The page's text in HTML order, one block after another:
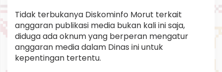
Tidak terbukanya Diskominfo Morut terkait
anggaran publikasi media bukan kali ini saja,
diduga ada oknum yang berperan mengatur
anggaran media dalam Dinas ini untuk
kepentingan tertentu.